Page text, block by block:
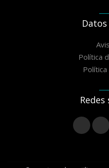
Política
Redes